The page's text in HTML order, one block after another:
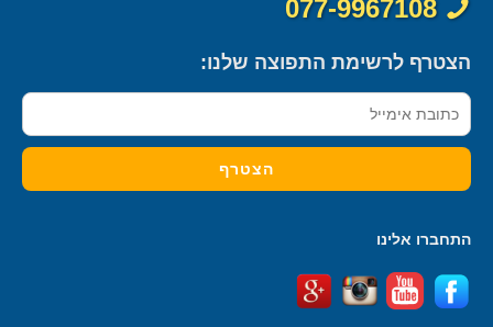
077-9967108
הצטרף לרשימת התפוצה שלנו:
התחברו אלינו